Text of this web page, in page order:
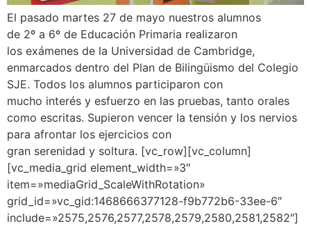
El pasado martes 27 de mayo nuestros alumnos
de 2º a 6º de Educación Primaria realizaron
los exámenes de la Universidad de Cambridge,
enmarcados dentro del Plan de Bilingüismo del Colegio
SJE. Todos los alumnos participaron con
mucho interés y esfuerzo en las pruebas, tanto orales
como escritas. Supieron vencer la tensión y los nervios
para afrontar los ejercicios con
gran serenidad y soltura. [vc_row][vc_column]
[vc_media_grid element_width=»3″
item=»mediaGrid_ScaleWithRotation»
grid_id=»vc_gid:1468666377128-f9b772b6-33ee-6″
include=»2575,2576,2577,2578,2579,2580,2581,2582″]